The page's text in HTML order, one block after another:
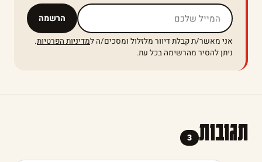
הרשמה אל תמלאו שדה זה
אני מאשר/ת קבלת דיוור מלזלול ומסכים/ה למדיניות הפרטיות.
ניתן להסיר מהרשימה בכל עת.
תגובות 3